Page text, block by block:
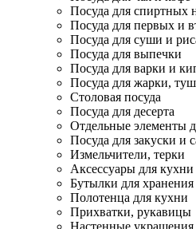
Посуда для спиртных
Посуда для первых и
Посуда для суши и
Посуда для выпечки
Посуда для варки и
Посуда для жарки,
Столовая посуда
Посуда для десерта
Отдельные элементы
Посуда для закуски и
Измельчители, терки
Аксессуары для кухни
Бутылки для хранения
Полотенца для кухни
Прихватки, рукавицы
Настенные украшения